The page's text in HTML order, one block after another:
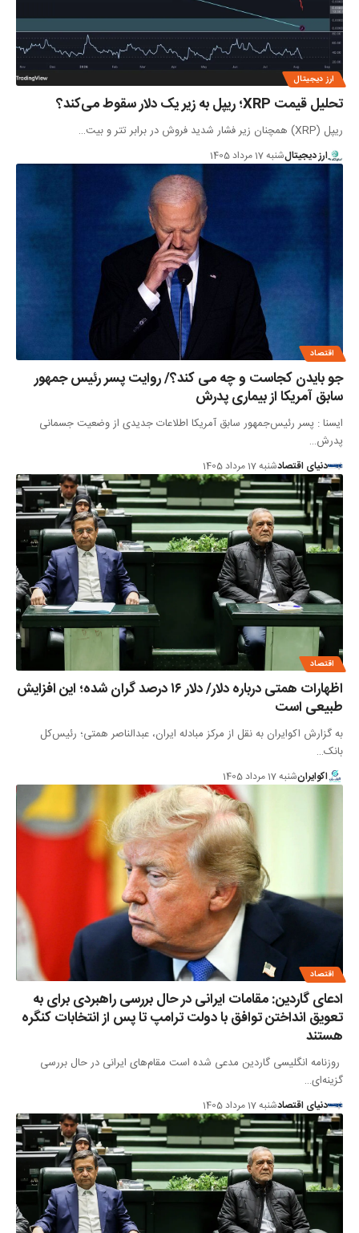
ارز دیجیتال
تحلیل قیمت XRP؛ ریپل به زیر یک دلار سقوط می‌کند؟
ریپل (XRP) همچنان زیر فشار شدید فروش در برابر تتر و بیت…
ارز دیجیتالشنبه 17 مرداد 1405
اقتصاد
جو بایدن کجاست و چه می کند؟/ روایت پسر رئیس جمهور
سابق آمریکا از بیماری پدرش
ایسنا : پسر رئیس‌جمهور سابق آمریکا اطلاعات جدیدی از وضعیت جسمانی
پدرش…
دنیای اقتصادشنبه 17 مرداد 1405
اقتصاد
اظهارات همتی درباره دلار/ دلار ۱۶ درصد گران شده؛ این افزایش
طبیعی است
به گزارش اکوایران به نقل از مرکز مبادله ایران، عبدالناصر همتی؛ رئیس‌کل
بانک…
اکوایرانشنبه 17 مرداد 1405
اقتصاد
ادعای گاردین: مقامات ایرانی در حال بررسی راهبردی برای به
تعویق انداختن توافق با دولت ترامپ تا پس از انتخابات کنگره
هستند
روزنامه انگلیسی گاردین مدعی شده است مقام‌های ایرانی در حال بررسی
گزینه‌ای…
دنیای اقتصادشنبه 17 مرداد 1405